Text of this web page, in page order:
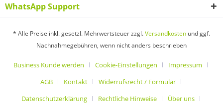
WhatsApp Support
* Alle Preise inkl. gesetzl. Mehrwertsteuer zzgl.Versandkosten und ggf.
Nachnahmegebühren, wenn nicht anders beschrieben
Business Kunde werden Cookie-Einstellungen
Impressum
AGB
Kontakt
Widerrufsrecht / Formular
Datenschutzerklärung
Rechtliche Hinweise
Über uns